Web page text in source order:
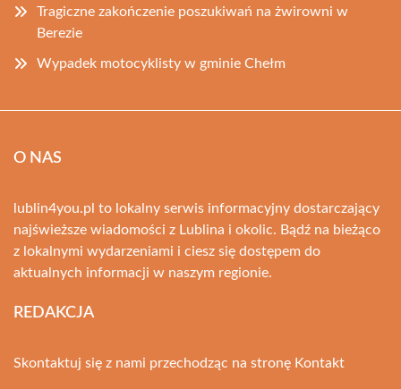
Tragiczne zakończenie poszukiwań na żwirowni w
Berezie
Wypadek motocyklisty w gminie Chełm
O NAS
lublin4you.pl to lokalny serwis informacyjny dostarczający
najświeższe wiadomości z Lublina i okolic. Bądź na bieżąco
z lokalnymi wydarzeniami i ciesz się dostępem do
aktualnych informacji w naszym regionie.
REDAKCJA
Skontaktuj się z nami przechodząc na stronę Kontakt